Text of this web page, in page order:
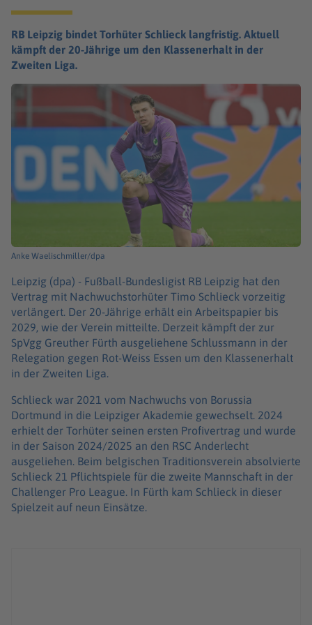
RB Leipzig bindet Torhüter Schlieck langfristig. Aktuell
kämpft der 20-Jährige um den Klassenerhalt in der
Zweiten Liga.
Anke Waelischmiller/dpa
Leipzig (dpa) - Fußball-Bundesligist RB Leipzig hat den
Vertrag mit Nachwuchstorhüter Timo Schlieck vorzeitig
verlängert. Der 20-Jährige erhält ein Arbeitspapier bis
2029, wie der Verein mitteilte. Derzeit kämpft der zur
SpVgg Greuther Fürth ausgeliehene Schlussmann in der
Relegation gegen Rot-Weiss Essen um den Klassenerhalt
in der Zweiten Liga.
Schlieck war 2021 vom Nachwuchs von Borussia
Dortmund in die Leipziger Akademie gewechselt. 2024
erhielt der Torhüter seinen ersten Profivertrag und wurde
in der Saison 2024/2025 an den RSC Anderlecht
ausgeliehen. Beim belgischen Traditionsverein absolvierte
Schlieck 21 Pflichtspiele für die zweite Mannschaft in der
Challenger Pro League. In Fürth kam Schlieck in dieser
Spielzeit auf neun Einsätze.